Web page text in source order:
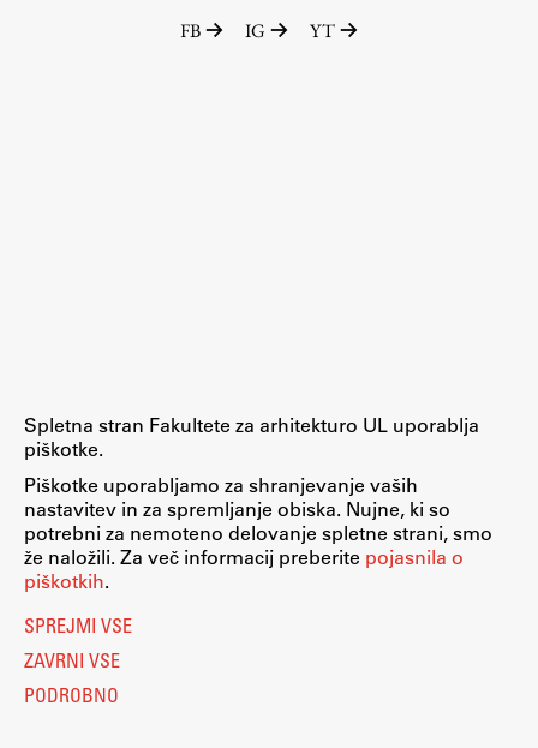
FB IG YT
Spletna stran Fakultete za arhitekturo UL uporablja
piškotke.
Piškotke uporabljamo za shranjevanje vaših
nastavitev in za spremljanje obiska. Nujne, ki so
potrebni za nemoteno delovanje spletne strani, smo
že naložili. Za več informacij preberite pojasnila o
piškotkih.
SPREJMI VSE
ZAVRNI VSE
PODROBNO